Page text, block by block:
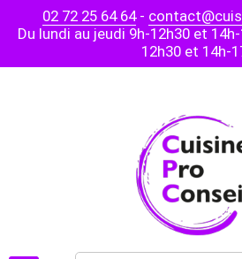
02 72 25 64 64-
Du lundi au jeudi 9h-12h30 et
12h30 et 14h-